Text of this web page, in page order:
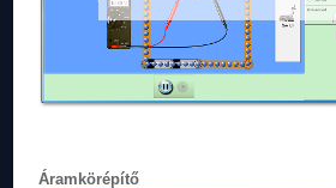
Áramkörépítő